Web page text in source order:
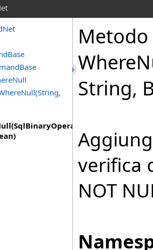
Metodo
Where
String,
verifica
NOT